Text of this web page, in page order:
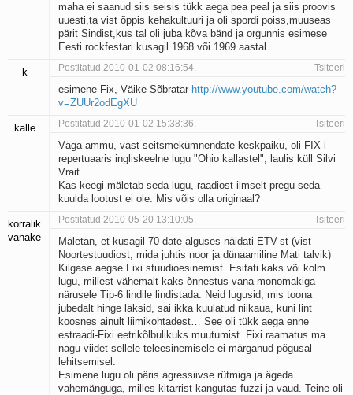
maha ei saanud siis seisis tükk aega pea peal ja siis proovis
uuesti,ta vist õppis kehakultuuri ja oli spordi poiss,muuseas
pärit Sindist,kus tal oli juba kõva bänd ja orgunnis esimese
Eesti rockfestari kusagil 1968 või 1969 aastal.
k Postitatud 2010-01-02 08:16:54. Tsiteeri
esimene Fix, Väike Sõbratar http://www.youtube.com/watch?
v=ZUUr2odEgXU
kalle Postitatud 2010-01-02 15:38:36. Tsiteeri
Väga ammu, vast seitsmekümnendate keskpaiku, oli FIX-i
repertuaaris ingliskeelne lugu "Ohio kallastel", laulis küll Silvi
Vrait.
Kas keegi mäletab seda lugu, raadiost ilmselt pregu seda
kuulda lootust ei ole. Mis võis olla originaal?
korralik
vanake
Postitatud 2010-05-20 13:10:05. Tsiteeri
Mäletan, et kusagil 70-date alguses näidati ETV-st (vist
Noortestuudiost, mida juhtis noor ja dünaamiline Mati talvik)
Kilgase aegse Fixi stuudioesinemist. Esitati kaks või kolm
lugu, millest vähemalt kaks õnnestus vana monomakiga
närusele Tip-6 lindile lindistada. Neid lugusid, mis toona
jubedalt hinge läksid, sai ikka kuulatud niikaua, kuni lint
koosnes ainult liimikohtadest… See oli tükk aega enne
estraadi-Fixi eetrikõlbulikuks muutumist. Fixi raamatus ma
nagu viidet sellele teleesinemisele ei märganud põgusal
lehitsemisel.
Esimene lugu oli päris agressiivse rütmiga ja ägeda
vahemänguga, milles kitarrist kangutas fuzzi ja vaud. Teine oli